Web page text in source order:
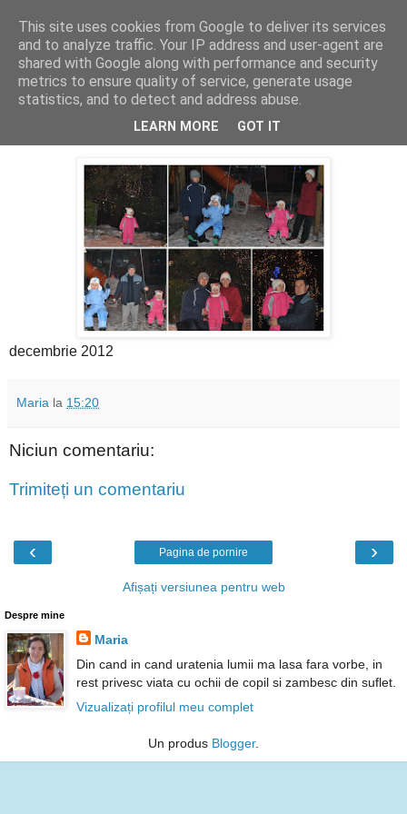
Cealalta realitate
marți, ianuarie 29, 2013
La zapada (2)
decembrie 2012
Maria la 15:20
Niciun comentariu:
Trimiteți un comentariu
‹ ›
Pagina de pornire
Afișați versiunea pentru web
Despre mine
Maria
Din cand in cand uratenia lumii ma lasa fara vorbe, in
rest privesc viata cu ochii de copil si zambesc din suflet.
Vizualizați profilul meu complet
Un produs Blogger.
This site uses cookies from Google to deliver its services
and to analyze traffic. Your IP address and user-agent are
shared with Google along with performance and security
metrics to ensure quality of service, generate usage
statistics, and to detect and address abuse.
LEARN MORE GOT IT